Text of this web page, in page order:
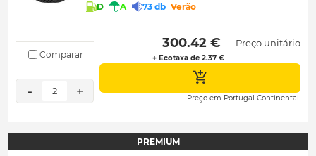
D A 73 db Verão
Comparar
- 2 +
300.42 €
+ Ecotaxa de 2.37 €
Preço unitário
Preço em Portugal Continental.
PREMIUM